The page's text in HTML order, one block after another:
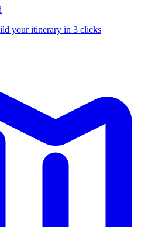
your itinerary in 3 clicks